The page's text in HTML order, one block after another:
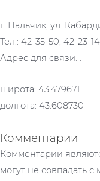
г. Нальчик, ул.
Тел.: 42-35-50, 42-23-
Адрес для связи: .
широта: 43.479671
долгота: 43.608730
Комментарии
Комментарии
могут не совпадать